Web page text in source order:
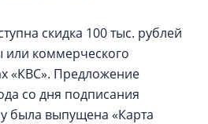
скидка 100 тыс. рублей
или коммерческого
«КВС». Предложение
со дня подписания
была выпущена «Карта